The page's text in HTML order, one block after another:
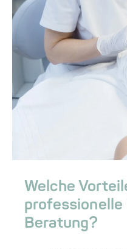
Welche
professionelle
Beratung?